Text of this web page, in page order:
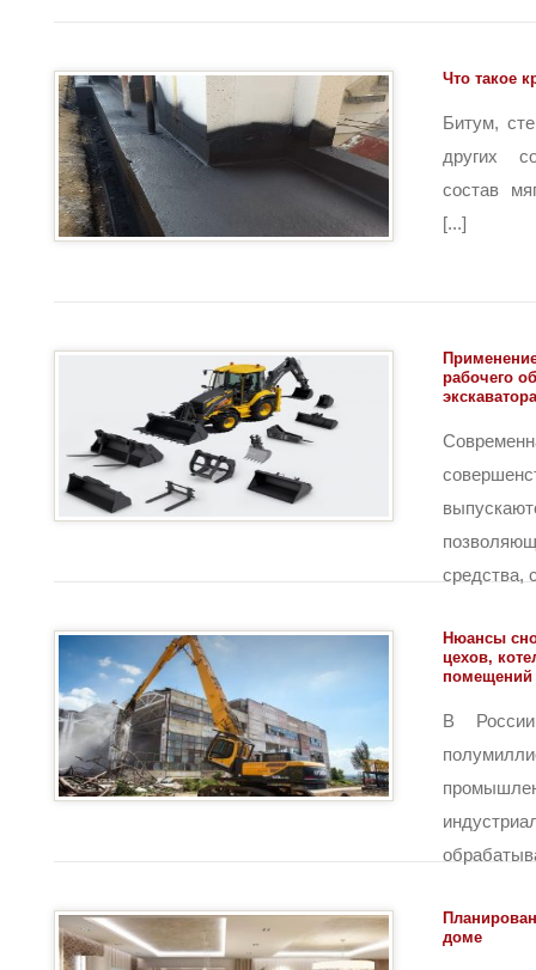
Что такое
Битум,
других
состав
[...]
рабочего
экскаватора
средства,
Нюансы
цехов,
помещений
В
доме